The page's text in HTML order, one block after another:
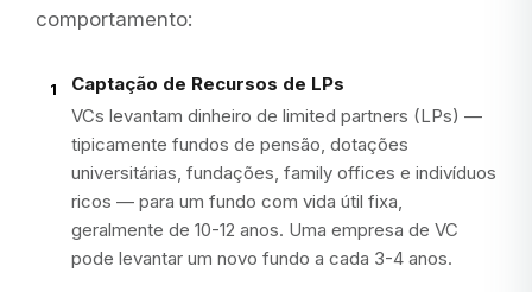
comportamento:
1
Captação de Recursos de LPs
VCs levantam dinheiro de limited partners (LPs) —
tipicamente fundos de pensão, dotações
universitárias, fundações, family offices e indivíduos
ricos — para um fundo com vida útil fixa,
geralmente de 10-12 anos. Uma empresa de VC
pode levantar um novo fundo a cada 3-4 anos.